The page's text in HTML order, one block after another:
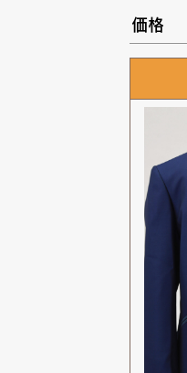
価格